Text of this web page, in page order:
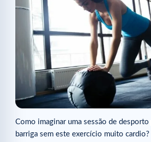
Como imaginar uma sessão de desporto
barriga sem este exercício muito cardio?